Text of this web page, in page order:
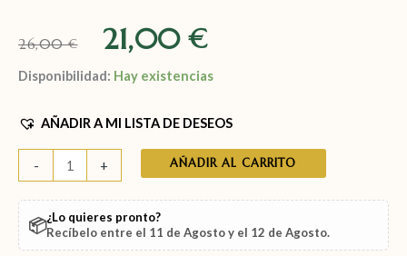
26,00€ 21,00€
Disponibilidad: Hay existencias
AÑADIR A MI LISTA DE DESEOS
- + AÑADIR AL CARRITO
📦¿Lo quieres pronto?
Recíbelo entre el 11 de Agostoy el 12 de Agosto.